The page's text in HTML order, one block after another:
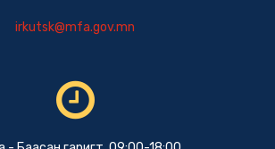
irkutsk@mfa.gov.mn